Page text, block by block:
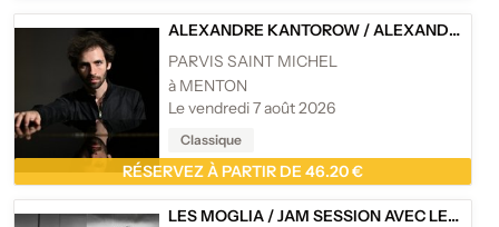
ALEXANDRE KANTOROW /ALEXANDRE KANTOROW
PARVIS SAINT MICHEL
à MENTON
Le vendredi 7 août 2026
Classique
RÉSERVEZ À PARTIR DE 46.20 €
LES MOGLIA /JAM SESSION AVEC LES MOGLIA